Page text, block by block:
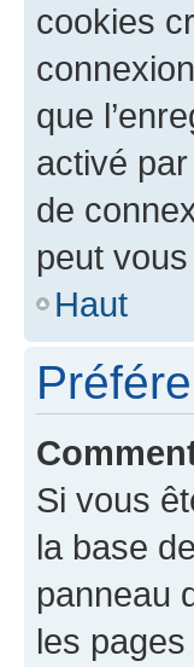
cookies
que
activé
de
peut
Haut
Si vous
la base
panneau
les